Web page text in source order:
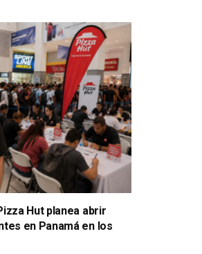
Hut planea abrir
en Panamá en los